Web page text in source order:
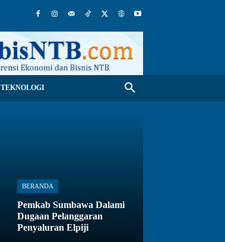
TEKNOLOGI
BERANDA
Pemkab Sumbawa Dalami
Dugaan Pelanggaran
Penyaluran Elpiji